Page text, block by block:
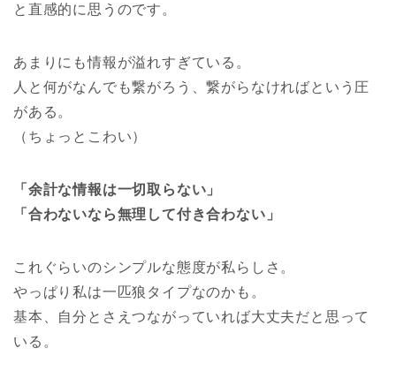
と直感的に思うのです。
あまりにも情報が溢れすぎている。
人と何がなんでも繋がろう、繋がらなければという圧
がある。
（ちょっとこわい）
「余計な情報は一切取らない」
「合わないなら無理して付き合わない」
これぐらいのシンプルな態度が私らしさ。
やっぱり私は一匹狼タイプなのかも。
基本、自分とさえつながっていれば大丈夫だと思って
いる。